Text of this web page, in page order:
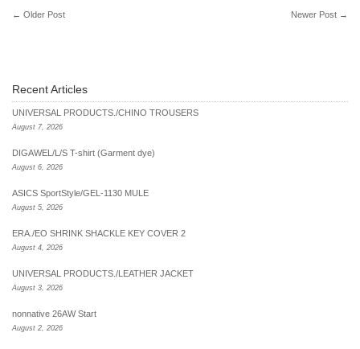
← Older Post Newer Post →
Recent Articles
UNIVERSAL PRODUCTS./CHINO TROUSERS
August 7, 2026
DIGAWEL/L/S T-shirt (Garment dye)
August 6, 2026
ASICS SportStyle/GEL-1130 MULE
August 5, 2026
ERA./EO SHRINK SHACKLE KEY COVER 2
August 4, 2026
UNIVERSAL PRODUCTS./LEATHER JACKET
August 3, 2026
nonnative 26AW Start
August 2, 2026